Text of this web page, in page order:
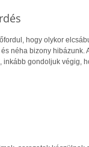
hogy olykor
néha bizony hibázunk.
inkább gondoljuk végig,